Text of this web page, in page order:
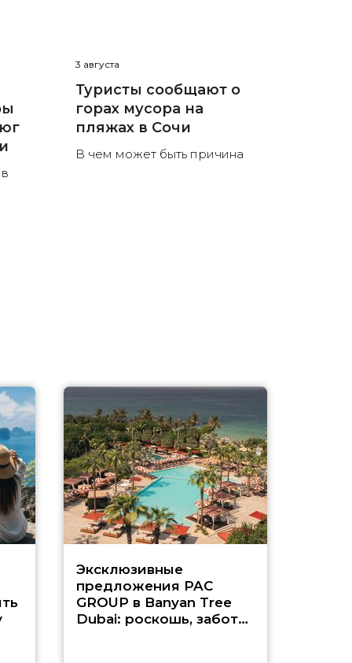
3 августа
Туристы сообщают о
горах мусора на
пляжах в Сочи
В чем может быть причина
Эксклюзивные
предложения PAC
GROUP в Banyan Tree
Dubai: роскошь, забота